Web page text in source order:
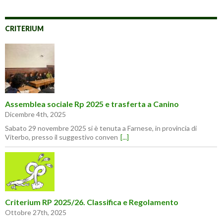
CRITERIUM
Assemblea sociale Rp 2025 e trasferta a Canino
Dicembre 4th, 2025
Sabato 29 novembre 2025 si è tenuta a Farnese, in provincia di
Viterbo, presso il suggestivo conven [...]
Criterium RP 2025/26. Classifica e Regolamento
Ottobre 27th, 2025